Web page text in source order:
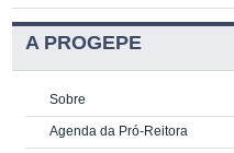
A PROGEPE
Sobre
Agenda da Pró-Reitora